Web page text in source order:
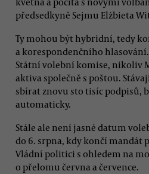
předsedkyně Sejmu Elżbieta
Ty mohou být hybridní, tedy
a korespondenčního
Státní volební komise, nikoliv
aktiva společně s poštou.
sbírat znovu sto tisíc podpisů,
automaticky.
Stále ale není jasné datum
do 6. srpna, kdy končí mandát
Vládní politici s ohledem na
o přelomu června a července.